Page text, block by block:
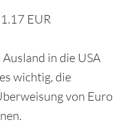
EUR
in die USA
wichtig, die
von Euro